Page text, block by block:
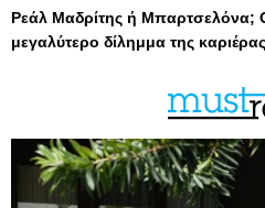
Ρεάλ Μαδρίτης ή Μπαρτσελόνα;
μεγαλύτερο δίλημμα της